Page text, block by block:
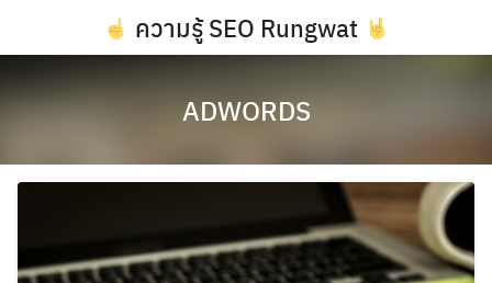
ความรู้ SEO Rungwat
ADWORDS